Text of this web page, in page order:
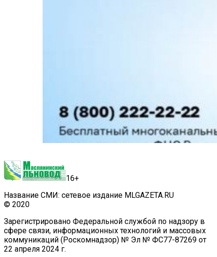
16+
Название СМИ: сетевое издание MLGAZETA.RU
© 2020
Зарегистрировано Федеральной службой по надзору в
сфере связи, информационных технологий и массовых
коммуникаций (Роскомнадзор) № Эл № ФС77-87269 от
22 апреля 2024 г.